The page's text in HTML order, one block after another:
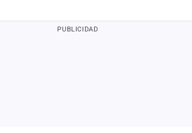
PUBLICIDAD